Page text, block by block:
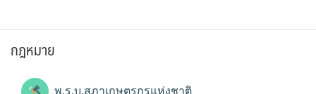
กฎหมาย
พ.ร.บ.สภาเกษตรกรแห่งชาติ